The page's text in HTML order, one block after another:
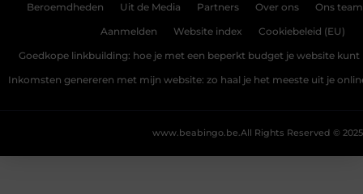
Beroemdheden Uit de Media Partners Over ons Ons team
Aanmelden Website index Cookiebeleid (EU)
Goedkope linkbuilding: hoe je met een beperkt budget je website kunt
Inkomsten genereren met mijn website: zo haal je het meeste uit je
All Rights Reserved © 2025
www.beabingo.be.